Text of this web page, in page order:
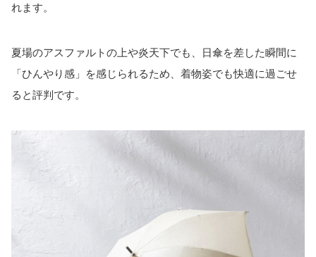
れます。
夏場のアスファルトの上や炎天下でも、日傘を差した瞬間に
「ひんやり感」を感じられるため、着物姿でも快適に過ごせ
ると評判です。